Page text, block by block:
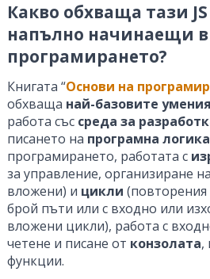
Какво обхваща тази
напълно начинаещи в
програмирането?
Книгата “Основи на
обхваща най-базовите
работа със среда за
писането на програмна логика
програмирането, работата с
за управление, организиране на
вложени) и цикли
брой пъти или с входно или
вложени цикли), работа с
четене и писане от конзолата,
функции.